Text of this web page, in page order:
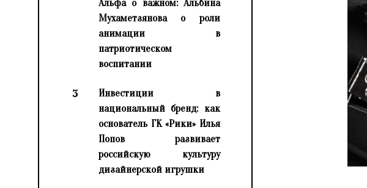
Альфа о важном: Альбина
Мухаметзянова о роли
анимации в
патриотическом
воспитании
3
Инвестиции в
национальный бренд: как
основатель ГК «Рики» Илья
Попов развивает
российскую культуру
дизайнерской игрушки